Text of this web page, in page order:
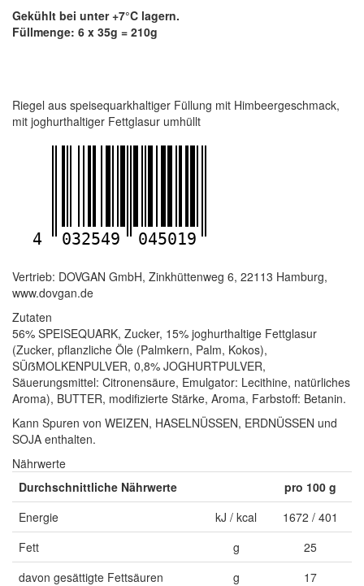
Gekühlt bei unter +7°C lagern.
Füllmenge: 6 x 35g = 210g
Riegel aus speisequarkhaltiger Füllung mit Himbeergeschmack,
mit joghurthaltiger Fettglasur umhüllt
4 032549 045019
Vertrieb: DOVGAN GmbH, Zinkhüttenweg 6, 22113 Hamburg,
www.dovgan.de
Zutaten
56% SPEISEQUARK, Zucker, 15% joghurthaltige Fettglasur
(Zucker, pflanzliche Öle (Palmkern, Palm, Kokos),
SÜẞMOLKENPULVER, 0,8% JOGHURTPULVER,
Säuerungsmittel: Citronensäure, Emulgator: Lecithine, natürliches
Aroma), BUTTER, modifizierte Stärke, Aroma, Farbstoff: Betanin.
Kann Spuren von WEIZEN, HASELNÜSSEN, ERDNÜSSEN und
SOJA enthalten.
Nährwerte
Durchschnittliche Nährwerte
pro 100 g
Energie
kJ / kcal
1672 / 401
Fett
g
25
davon gesättigte Fettsäuren
g 17